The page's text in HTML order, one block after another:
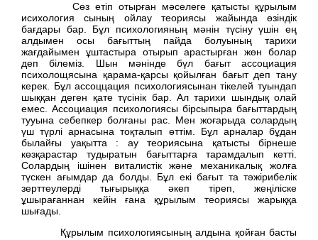
Сөз етіп отырған мәселеге қатысты құрылым
исихология сының ойлау теориясы жайында өзіндік
бағдары бар. Бұл психологияның мәнін түсіну үшін ең
алдымен осы бағыттың пайда болуының тарихи
жағдайымен ұштастыра отырып арастырған жөн болар
деп білеміз. Шын мәнінде бүл бағыт ассоциация
психолощясына қарама-қарсы қойылған бағыт деп тану
керек. Бұл ассоццация психологиясынан тікелей туындап
шыққан деген қате түсінік бар. Ал тарихи шындық олай
емес. Ассоциация психологиясы бірсыпыра бағыттардың
тууына себепкер болғаны рас. Мен жоғарыда солардың
үш түрлі арнасына тоқталып өттім. Бұл арналар бұдан
былайғы уақытта : ау теориясына қатысты бірнеше
көзқарастар тудыратын бағыттарға тарамдалып кетті.
Солардың ішінен виталистік және механикалық жолға
түскен ағымдар да болды. Бұл екі бағыт та тәжірибелік
зерттеулерді тығырыққа әкеп тіреп, жеңіліске
ұшырағаннан кейін ғана құрылым теориясы жарыққа
шығады.
Құрылым психологиясының алдына қойған басты